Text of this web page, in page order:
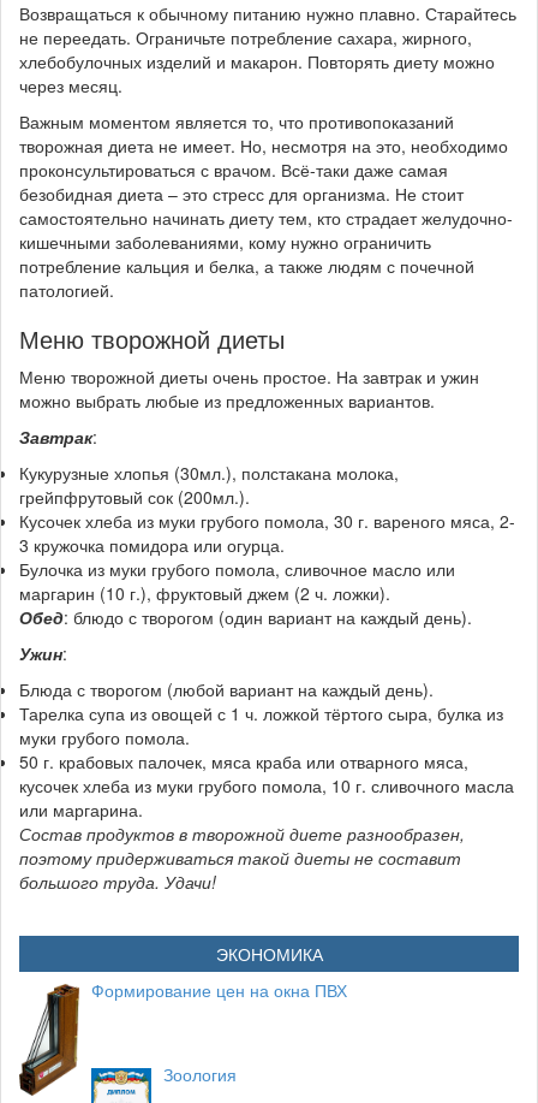
Возвращаться к обычному питанию нужно плавно. Старайтесь
не переедать. Ограничьте потребление сахара, жирного,
хлебобулочных изделий и макарон. Повторять диету можно
через месяц.
Важным моментом является то, что противопоказаний
творожная диета не имеет. Но, несмотря на это, необходимо
проконсультироваться с врачом. Всё-таки даже самая
безобидная диета – это стресс для организма. Не стоит
самостоятельно начинать диету тем, кто страдает желудочно-
кишечными заболеваниями, кому нужно ограничить
потребление кальция и белка, а также людям с почечной
патологией.
Меню творожной диеты
Меню творожной диеты очень простое. На завтрак и ужин
можно выбрать любые из предложенных вариантов.
Завтрак:
Кукурузные хлопья (30мл.), полстакана молока,
грейпфрутовый сок (200мл.).
Кусочек хлеба из муки грубого помола, 30 г. вареного мяса, 2-
3 кружочка помидора или огурца.
Булочка из муки грубого помола, сливочное масло или
маргарин (10 г.), фруктовый джем (2 ч. ложки).
Обед: блюдо с творогом (один вариант на каждый день).
Ужин:
Блюда с творогом (любой вариант на каждый день).
Тарелка супа из овощей с 1 ч. ложкой тёртого сыра, булка из
муки грубого помола.
50 г. крабовых палочек, мяса краба или отварного мяса,
кусочек хлеба из муки грубого помола, 10 г. сливочного масла
или маргарина.
Состав продуктов в творожной диете разнообразен,
поэтому придерживаться такой диеты не составит
большого труда. Удачи!
ЭКОНОМИКА
Формирование цен на окна ПВХ
Зоология